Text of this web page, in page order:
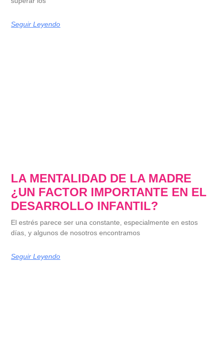
Seguir Leyendo
LA MENTALIDAD DE LA MADRE
¿UN FACTOR IMPORTANTE EN EL
DESARROLLO INFANTIL?
El estrés parece ser una constante, especialmente en estos
días, y algunos de nosotros encontramos
Seguir Leyendo